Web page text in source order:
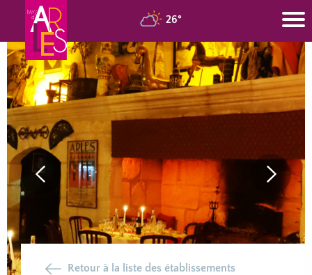
26°
Previous
Slide
Next
Slide
Retour à la liste des établissements